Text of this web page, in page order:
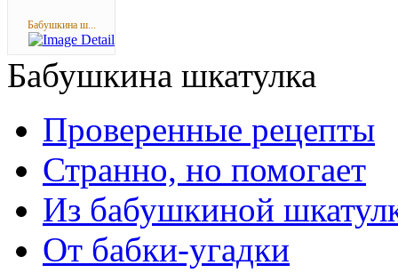
Бабушкина ш...
Бабушкина шкатулка
Проверенные рецепты
Странно, но помогает
Из бабушкиной
От бабки-угадки